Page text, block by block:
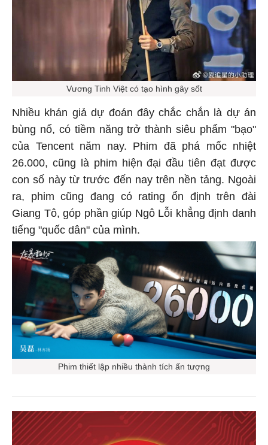
Vương Tinh Việt có tạo hình gây sốt
Nhiều khán giả dự đoán đây chắc chắn là dự án
bùng nổ, có tiềm năng trở thành siêu phẩm "bạo"
của Tencent năm nay. Phim đã phá mốc nhiệt
26.000, cũng là phim hiện đại đầu tiên đạt được
con số này từ trước đến nay trên nền tảng. Ngoài
ra, phim cũng đang có rating ổn định trên đài
Giang Tô, góp phần giúp Ngô Lỗi khẳng định danh
tiếng "quốc dân" của mình.
Phim thiết lập nhiều thành tích ấn tượng